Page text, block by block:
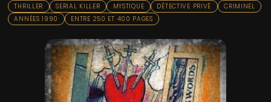
RECHERCHE
LIENS & FESTIVALS
UN POLAR AU HASARD
THRILLER SERIAL KILLER MYSTIQUE DÉTECTIVE PRIVÉ
CRIMINEL
ANNÉES 1990
ENTRE 250 ET 400 PAGES